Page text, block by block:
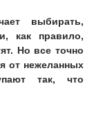
выбирать,
как правило,
Но все точно
от нежеланных
так, что